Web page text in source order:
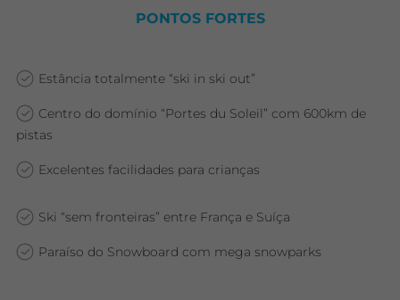
PONTOS FORTES
Estância totalmente “ski in ski out”
Centro do domínio “Portes du Soleil” com 600km de
pistas
Excelentes facilidades para crianças
Ski “sem fronteiras” entre França e Suíça
Paraíso do Snowboard com mega snowparks